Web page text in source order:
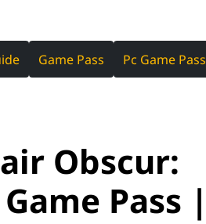
Game Pass Pc Game Pass
Obscur:
Pass |